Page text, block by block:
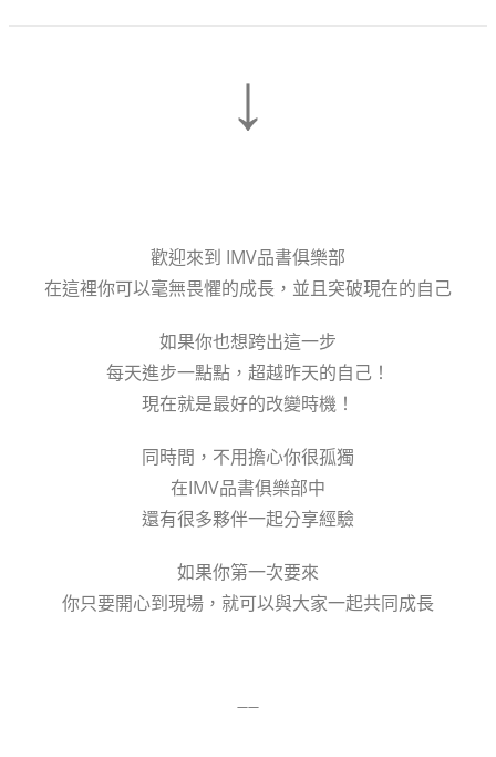
↓
歡迎來到 IMV品書俱樂部
在這裡你可以毫無畏懼的成長，並且突破現在的自己
如果你也想跨出這一步
每天進步一點點，超越昨天的自己！
現在就是最好的改變時機！
同時間，不用擔心你很孤獨
在IMV品書俱樂部中
還有很多夥伴一起分享經驗
如果你第一次要來
你只要開心到現場，就可以與大家一起共同成長
——